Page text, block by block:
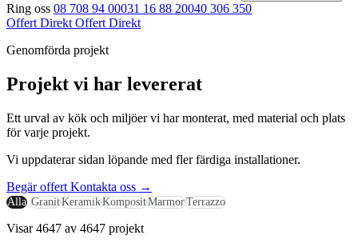
Ring oss 08 708 94 00031 16 88 20040 306 350
Offert Direkt Offert Direkt
Genomförda projekt
Projekt vi har levererat
Ett urval av kök och miljöer vi har monterat, med material och plats
för varje projekt.
Vi uppdaterar sidan löpande med fler färdiga installationer.
Begär offert Kontakta oss →
Alla GranitKeramikKompositMarmorTerrazzo
Visar 4647 av 4647 projekt